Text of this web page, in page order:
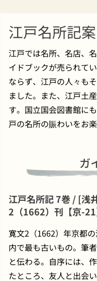
江戸名所記
江戸では名所、名店、
イドブックが売られて
ならず、江戸の人々も
ました。また、江戸土
す。国立国会図書館に
戸の名所の賑わいをお
ガ
江戸名所記 7巻 / [浅井了意][著] : 河野道清, 寛文
2（1662）刊【京-21
寛文2（1662）年京都
内で最も古いもの。筆
と伝わる。自序には、
たところ、友人と出会